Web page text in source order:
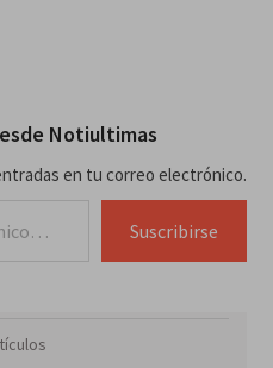
Notiultimas
en tu correo electrónico.
Suscribirse